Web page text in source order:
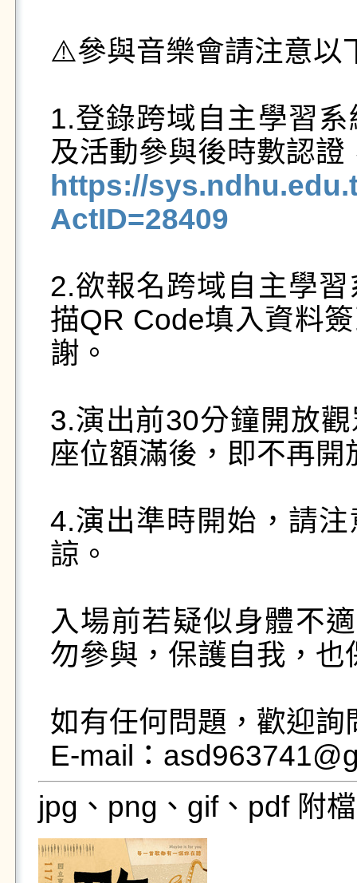
⚠️參與音樂會請注意以
1.登錄跨域自主學習
https://
ActID=28409
2.欲報名跨域自主學
描QR Code填入資料
謝。
3.演出前30分鐘開放
座位額滿後，即不再開
4.演出準時開始，請
諒。
入場前若疑似身體不
勿參與，保護自我，
如有任何問題，歡迎
jpg、png、gif、pdf 附